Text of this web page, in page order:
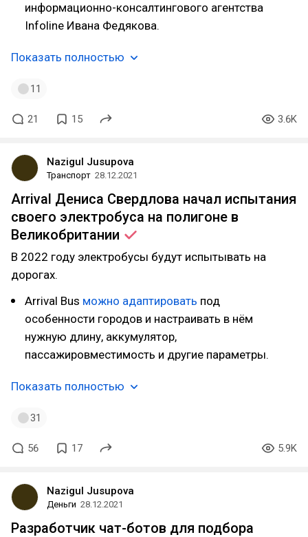
информационно-консалтингового агентства
Infoline Ивана Федякова.
Показать полностью
11
21 15 3.6K
Nazigul Jusupova
Транспорт 28.12.2021
Arrival Дениса Свердлова начал испытания
своего электробуса на полигоне в
Великобритании
В 2022 году электробусы будут испытывать на
дорогах.
Arrival Bus можно адаптировать под
особенности городов и настраивать в нём
нужную длину, аккумулятор,
пассажировместимость и другие параметры.
Показать полностью
31
56 17 5.9K
Nazigul Jusupova
Деньги 28.12.2021
Разработчик чат-ботов для подбора